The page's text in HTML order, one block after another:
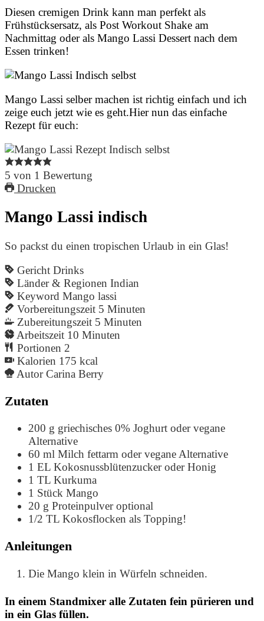
Diesen cremigen Drink kann man perfekt als
Frühstücksersatz, als Post Workout Shake am
Nachmittag oder als Mango Lassi Dessert nach dem
Essen trinken!
Mango Lassi selber machen ist richtig einfach und ich
zeige euch jetzt wie es geht.Hier nun das einfache
Rezept für euch:
5 von 1 Bewertung
Drucken
Mango Lassi indisch
So packst du einen tropischen Urlaub in ein Glas!
Gericht Drinks
Länder & Regionen Indian
Keyword Mango lassi
Vorbereitungszeit 5 Minuten
Zubereitungszeit 5 Minuten
Arbeitszeit 10 Minuten
Portionen 2
Kalorien 175 kcal
Autor Carina Berry
Zutaten
200 g griechisches 0% Joghurt oder vegane
Alternative
60 ml Milch fettarm oder vegane Alternative
1 EL Kokosnussblütenzucker oder Honig
1 TL Kurkuma
1 Stück Mango
20 g Proteinpulver optional
1/2 TL Kokosflocken als Topping!
Anleitungen
Die Mango klein in Würfeln schneiden.
In einem Standmixer alle Zutaten fein pürieren und
in ein Glas füllen.